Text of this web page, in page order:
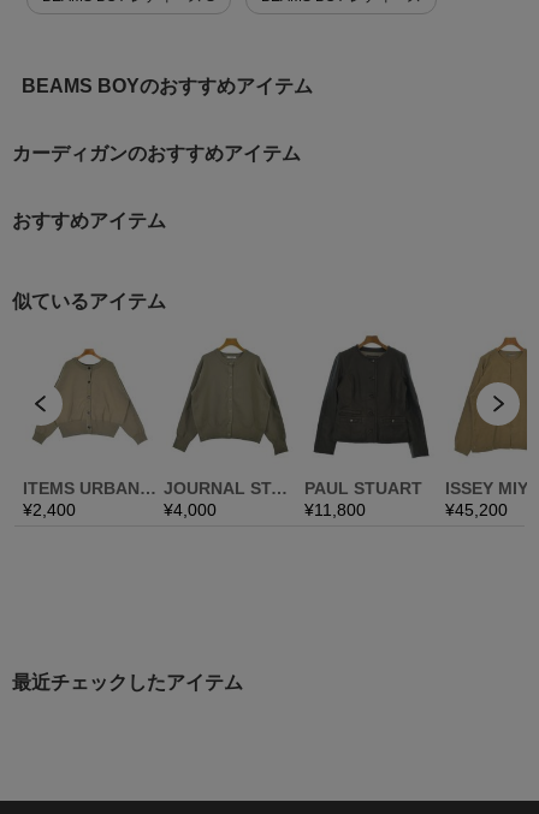
BEAMS BOYのおすすめアイテム
カーディガンのおすすめアイテム
おすすめアイテム
最近チェックしたアイテム